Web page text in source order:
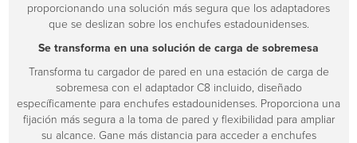
proporcionando una solución más segura que los adaptadores
que se deslizan sobre los enchufes estadounidenses.
Se transforma en una solución de carga de sobremesa
Transforma tu cargador de pared en una estación de carga de
sobremesa con el adaptador C8 incluido, diseñado
específicamente para enchufes estadounidenses. Proporciona una
fijación más segura a la toma de pared y flexibilidad para ampliar
su alcance. Gane más distancia para acceder a enchufes